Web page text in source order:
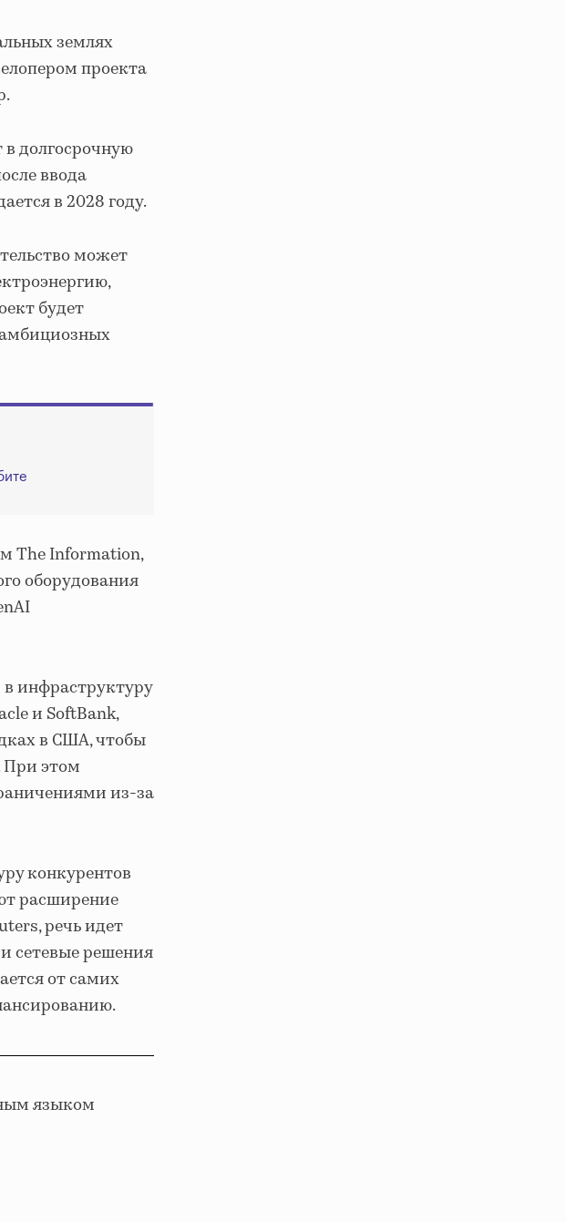
землях
проекта
в долгосрочную
ввода
в 2028 году.
может
будет
The Information,
оборудования
инфраструктуру
и SoftBank,
в США, чтобы
При этом
из-за
конкурентов
расширение
речь идет
сетевые решения
от самих
языком